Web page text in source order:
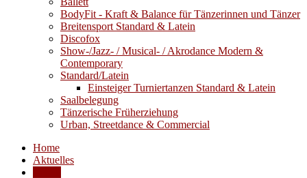
BodyFit - Kraft & Balance für Tänzerinnen und Tänzer
Breitensport Standard & Latein
Discofox
Show-/Jazz- / Musical- / Akrodance Modern &
Contemporary
Standard/Latein
Einsteiger Turniertanzen Standard & Latein
Saalbelegung
Tänzerische Früherziehung
Urban, Streetdance & Commercial
Home
Aktuelles